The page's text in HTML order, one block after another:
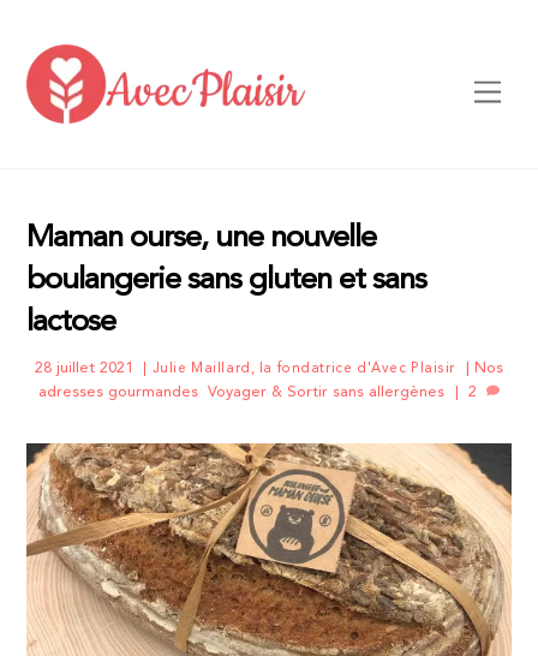
content
Maman ourse, une nouvelle
boulangerie sans gluten et sans
lactose
28 juillet 2021 Julie Maillard, la fondatrice d'Avec Plaisir
Nos
adresses gourmandes ,Voyager & Sortir sans allergènes 2